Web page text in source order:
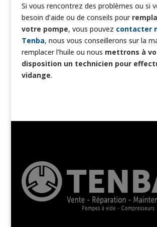
Si vous rencontrez des problèmes ou si
besoin d’aide ou de conseils pour
votre pompe, vous pouvez contacter
Tenba, nous vous conseillerons sur la
remplacer l’huile ou nous mettrons à
disposition un technicien pour
vidange.